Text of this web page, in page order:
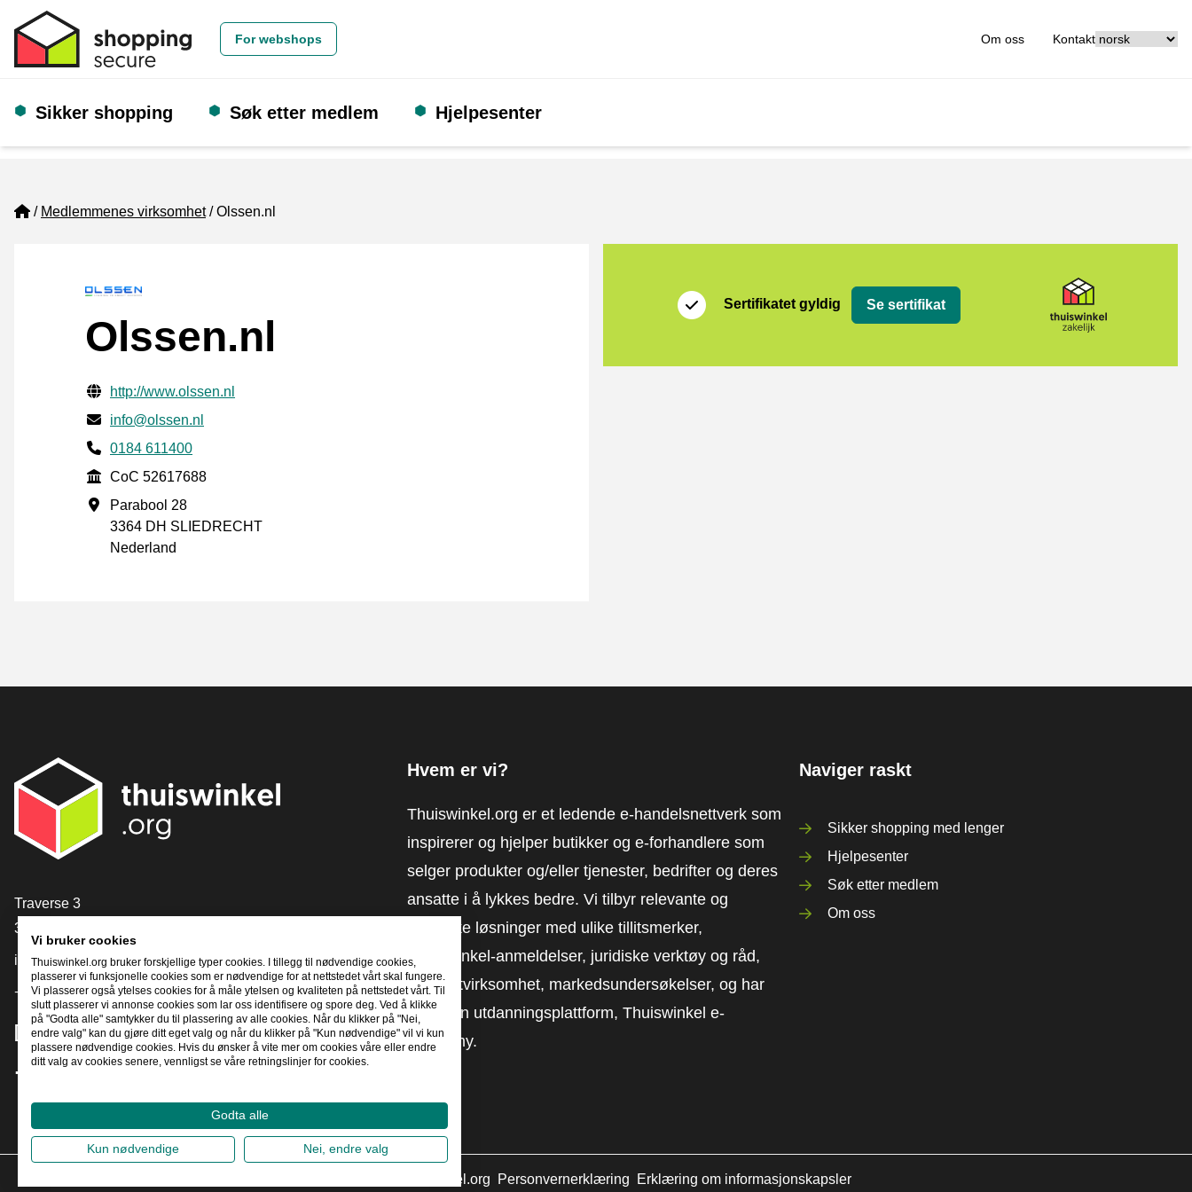
For webshops Om oss Kontakt
Sikker shopping Søk etter medlem Hjelpesenter
Home
Medlemmenes virksomhet Olssen.nl
Olssen.nl
Verifisert kontaktinformasjon
Website URL
http://www.olssen.nl
E-post
info@olssen.nl
Phone number
0184 611400
CoC
CoC 52617688
Forretningsadresse
Parabool 28
3364 DH SLIEDRECHT
Nederland
Sertifikatet gyldig Se sertifikat
[_General:Contact]
Traverse 3
3905 NL Veenendaal
info@thuiswinkel.org
+31 (0)318 64 85 75
[_General:SocialMediaTitle]
Hvem er vi?
Thuiswinkel.org er et ledende e-handelsnettverk som
inspirerer og hjelper butikker og e-forhandlere som
selger produkter og/eller tjenester, bedrifter og deres
ansatte i å lykkes bedre. Vi tilbyr relevante og
praktiske løsninger med ulike tillitsmerker,
Thuiswinkel-anmeldelser, juridiske verktøy og råd,
advokatvirksomhet, markedsundersøkelser, og har
vår egen utdanningsplattform, Thuiswinkel e-
Academy.
Naviger raskt
Sikker shopping med lenger
Hjelpesenter
Søk etter medlem
Om oss
Thuiswinkel.org Personvernerklæring Erklæring om informasjonskapsler
Vi bruker cookies
Thuiswinkel.org bruker forskjellige typer cookies. I tillegg til nødvendige cookies,
plasserer vi funksjonelle cookies som er nødvendige for at nettstedet vårt skal fungere.
Vi plasserer også ytelses cookies for å måle ytelsen og kvaliteten på nettstedet vårt. Til
slutt plasserer vi annonse cookies som lar oss identifisere og spore deg. Ved å klikke
på "Godta alle" samtykker du til plassering av alle cookies. Når du klikker på "Nei,
endre valg" kan du gjøre ditt eget valg og når du klikker på "Kun nødvendige" vil vi kun
plassere nødvendige cookies. Hvis du ønsker å vite mer om cookies våre eller endre
ditt valg av cookies senere, vennligst se våre retningslinjer for cookies.
Godta alle
Kun nødvendige Nei, endre valg